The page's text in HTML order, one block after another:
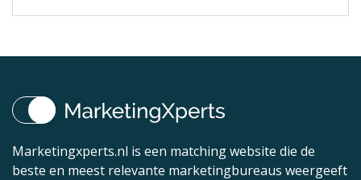
Marketingxperts.nl is een matching website die de
beste en meest relevante marketingbureaus weergeeft